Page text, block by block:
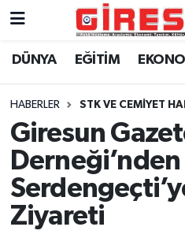
DÜNYA EĞİTİM
HABERLER STK VE CEMİYET
Giresun
Derneği’nden
Ziyareti
Hava Durumu
Trafik Durumu
Süper Lig Puan
Tüm Manşetler
Son Dakika Haberleri